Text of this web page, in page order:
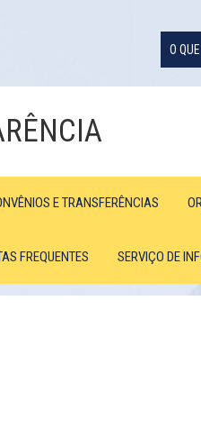
E TRANSFERÊNCIAS
FREQUENTES SERVIÇO DE